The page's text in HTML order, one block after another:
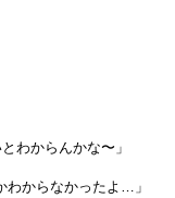
わからんかな〜」
わからなかったよ…」